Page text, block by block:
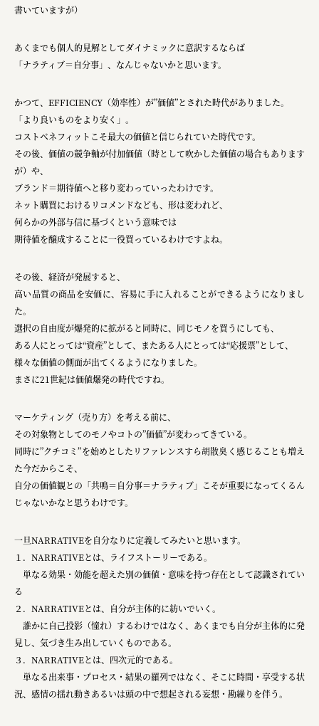
書いていますが）
あくまでも個人的見解としてダイナミックに意訳するならば
「ナラティブ＝自分事」、なんじゃないかと思います。
かつて、EFFICIENCY（効率性）が”価値”とされた時代がありました。
「より良いものをより安く」。
コストベネフィットこそ最大の価値と信じられていた時代です。
その後、価値の競争軸が付加価値（時として吹かした価値の場合もあります
が）や、
ブランド＝期待値へと移り変わっていったわけです。
ネット購買におけるリコメンドなども、形は変われど、
何らかの外部与信に基づくという意味では
期待値を醸成することに一役買っているわけですよね。
その後、経済が発展すると、
高い品質の商品を安価に、容易に手に入れることができるようになりまし
た。
選択の自由度が爆発的に拡がると同時に、同じモノを買うにしても、
ある人にとっては“資産”として、またある人にとっては“応援票”として、
様々な価値の側面が出てくるようになりました。
まさに21世紀は価値爆発の時代ですね。
マーケティング（売り方）を考える前に、
その対象物としてのモノやコトの”価値”が変わってきている。
同時に”クチコミ”を始めとしたリファレンスすら胡散臭く感じることも増え
た今だからこそ、
自分の価値観との「共鳴＝自分事＝ナラティブ」こそが重要になってくるん
じゃないかなと思うわけです。
一旦NARRATIVEを自分なりに定義してみたいと思います。
１．NARRATIVEとは、ライフストーリーである。
単なる効果・効能を超えた別の価値・意味を持つ存在として認識されてい
る
２．NARRATIVEとは、自分が主体的に紡いでいく。
誰かに自己投影（憧れ）するわけではなく、あくまでも自分が主体的に発
見し、気づき生み出していくものである。
３．NARRATIVEとは、四次元的である。
単なる出来事・プロセス・結果の羅列ではなく、そこに時間・享受する状
況、感情の揺れ動きあるいは頭の中で想起される妄想・勘繰りを伴う。